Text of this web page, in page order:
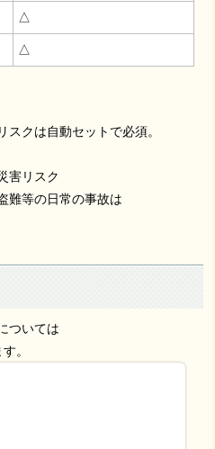
△
△
クは自動セットで必須。
害リスク
難等の日常の事故は
ついては
。